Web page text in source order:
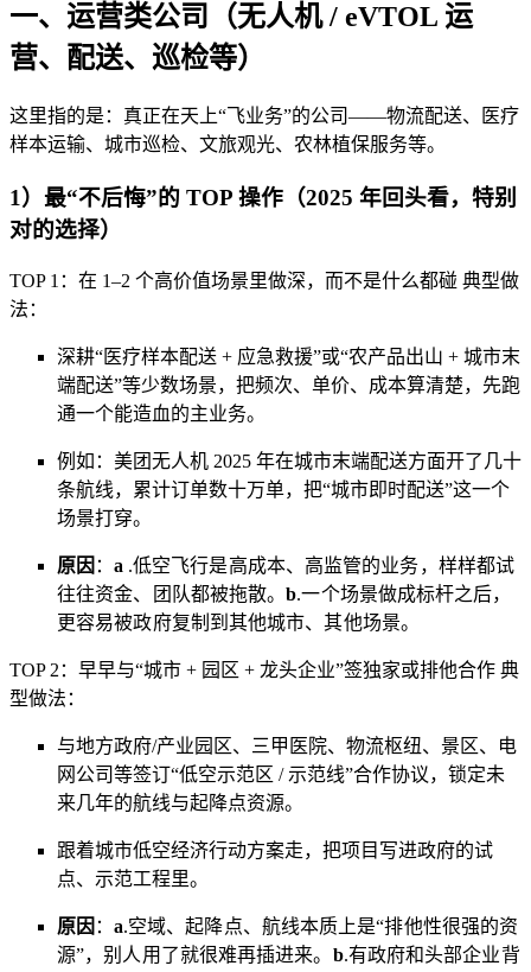
一、运营类公司（无人机 / eVTOL 运
营、配送、巡检等）
这里指的是：真正在天上“飞业务”的公司——物流配送、医疗
样本运输、城市巡检、文旅观光、农林植保服务等。
1）最“不后悔”的 TOP 操作（2025 年回头看，特别
对的选择）
TOP 1：在 1–2 个高价值场景里做深，而不是什么都碰 典型做
法：
深耕“医疗样本配送 + 应急救援”或“农产品出山 + 城市末
端配送”等少数场景，把频次、单价、成本算清楚，先跑
通一个能造血的主业务。
例如：美团无人机 2025 年在城市末端配送方面开了几十
条航线，累计订单数十万单，把“城市即时配送”这一个
场景打穿。
原因 ： a .低空飞行是高成本、高监管的业务，样样都试
往往资金、团队都被拖散。b.一个场景做成标杆之后，
更容易被政府复制到其他城市、其他场景。
TOP 2：早早与“城市 + 园区 + 龙头企业”签独家或排他合作 典
型做法：
与地方政府/产业园区、三甲医院、物流枢纽、景区、电
网公司等签订“低空示范区 / 示范线”合作协议，锁定未
来几年的航线与起降点资源。
跟着城市低空经济行动方案走，把项目写进政府的试
点、示范工程里。
原因 ： a.空域、起降点、航线本质上是“排他性很强的资
源”，别人用了就很难再插进来。 b.有政府和头部企业背